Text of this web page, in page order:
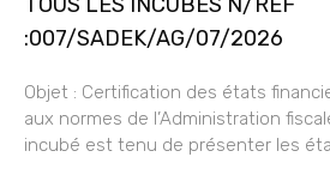
:007/SADEK/AG/07/2026
Objet : Certification des états
aux normes de l’Administration
incubé est tenu de présenter les